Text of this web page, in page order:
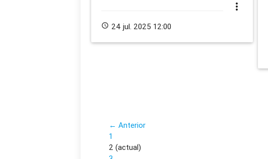
more_vert
schedule 24 jul. 2025 12:00
← Anterior
1
2 (actual)